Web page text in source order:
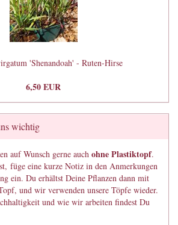
'Shenandoah' - Ruten-Hirse
6,50 EUR
wichtig
auf Wunsch gerne auch ohne Plastiktopf.
füge eine kurze Notiz in den Anmerkungen
ein. Du erhältst Deine Pflanzen dann mit
und wir verwenden unsere Töpfe wieder.
und wie wir arbeiten findest Du